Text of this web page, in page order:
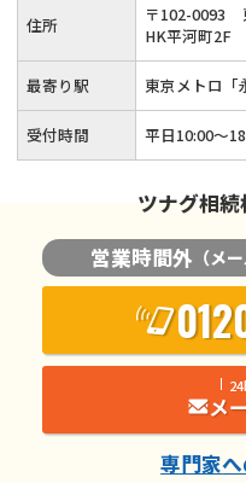
住所 〒102-0093
HK平河町2F
最寄り駅 東京メトロ「
受付時間 平日10:00～
ツナグ相
営業時間外 （メ
メ
専門家